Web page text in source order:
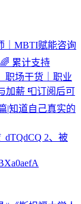
MBTI赋能咨询
累计支持
职场干货｜职业
加薪 📮订阅后可
|知道自己真实的
2、被